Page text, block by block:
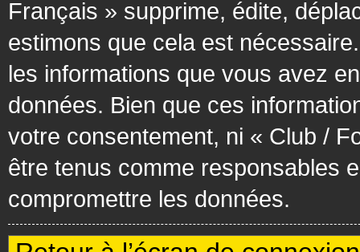
Français » supprime, édite,
estimons que cela est
les informations que vous avez
données. Bien que ces
votre consentement, ni « Club /
être tenus comme responsables
compromettre les données.